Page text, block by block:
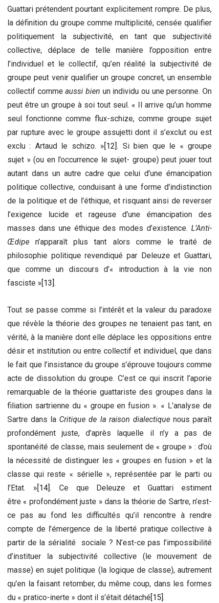
Guattari prétendent pourtant explicitement rompre. De plus,
la définition du groupe comme multiplicité, censée qualifier
politiquement la subjectivité, en tant que subjectivité
collective, déplace de telle manière l’opposition entre
l’individuel et le collectif, qu’en réalité la subjectivité de
groupe peut venir qualifier un groupe concret, un ensemble
collectif commeaussi bien un individu ou une personne. On
peut être un groupe à soi tout seul. « Il arrive qu’un homme
seul fonctionne comme flux-schize, comme groupe sujet
par rupture avec le groupe assujetti dont il s’exclut ou est
exclu : Artaud le schizo. »[12]. Si bien que le « groupe
sujet » (ou en l’occurrence le sujet- groupe) peut jouer tout
autant dans un autre cadre que celui d’une émancipation
politique collective, conduisant à une forme d’indistinction
de la politique et de l’éthique, et risquant ainsi de reverser
l’exigence lucide et rageuse d’une émancipation des
masses dans une éthique des modes d’existence. L’Anti-
Œdipe n’apparaît plus tant alors comme le traité de
philosophie politique revendiqué par Deleuze et Guattari,
que comme un discours d’« introduction à la vie non
fasciste »[13].
Tout se passe comme si l’intérêt et la valeur du paradoxe
que révèle la théorie des groupes ne tenaient pas tant, en
vérité, à la manière dont elle déplace les oppositions entre
désir et institution ou entre collectif et individuel, que dans
le fait que l’insistance du groupe s’éprouve toujours comme
acte de dissolution du groupe. C’est ce qui inscrit l’aporie
remarquable de la théorie guattariste des groupes dans la
filiation sartrienne du « groupe en fusion ». « L’analyse de
Sartre dans la Critique de la raison dialectiquenous paraît
profondément juste, d’après laquelle il n’y a pas de
spontanéité de classe, mais seulement de « groupe » : d’où
la nécessité de distinguer les « groupes en fusion » et la
classe qui reste « sérielle », représentée par le parti ou
l’Etat. » [14] . Ce que Deleuze et Guattari estiment
être « profondément juste » dans la théorie de Sartre, n’est-
ce pas au fond les difficultés qu’il rencontre à rendre
compte de l’émergence de la liberté pratique collective à
partir de la sérialité sociale ? N’est-ce pas l’impossibilité
d’instituer la subjectivité collective (le mouvement de
masse) en sujet politique (la logique de classe), autrement
qu’en la faisant retomber, du même coup, dans les formes
du « pratico-inerte » dont il s’était détaché [15] .